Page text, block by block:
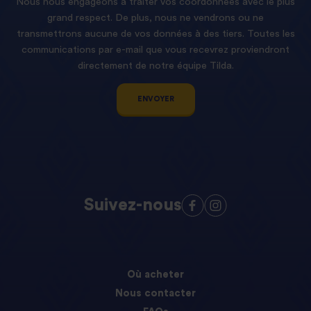
grand respect. De plus, nous ne vendrons ou ne
transmettrons aucune de vos données à des tiers. Toutes les
communications par e-mail que vous recevrez proviendront
directement de notre équipe Tilda.
ENVOYER
Suivez-nous
Où acheter
Nous contacter